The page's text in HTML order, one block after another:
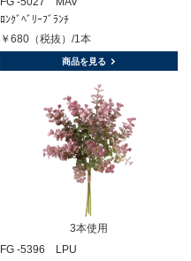
ﾛﾝｸﾞﾍﾞﾘｰﾌﾞﾗﾝﾁ
￥680（税抜）/1本
商品を見る
3本使用
FG -5396 LPU